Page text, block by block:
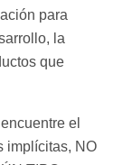
para
la
que
el
implícitas, NO